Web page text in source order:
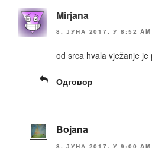
Mirjana
8. ЈУНА 2017. У 8:52 AM
od srca hvala vježanje je
Одговор
Bojana
8. ЈУНА 2017. У 9:00 AM